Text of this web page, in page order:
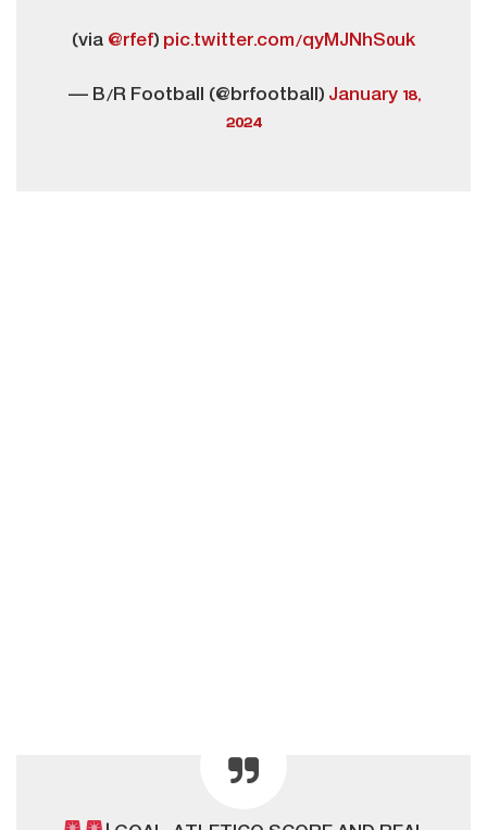
(via @rfef) pic.twitter.com/qyMJNhS0uk
— B/R Football (@brfootball) January 18,
2024